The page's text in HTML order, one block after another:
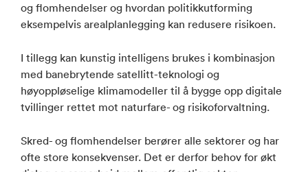
og flomhendelser og hvordan politikkutforming
eksempelvis arealplanlegging kan redusere risikoen.
I tillegg kan kunstig intelligens brukes i kombinasjon
med banebrytende satellitt-teknologi og
høyoppløselige klimamodeller til å bygge opp digitale
tvillinger rettet mot naturfare- og risikoforvaltning.
Skred- og flomhendelser berører alle sektorer og har
ofte store konsekvenser. Det er derfor behov for økt